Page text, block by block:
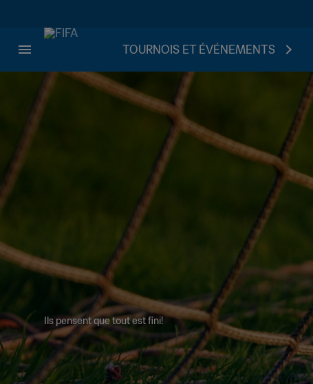
TOURNOIS ET ÉVÉNEMENTS
Ils pensent que tout est fini!